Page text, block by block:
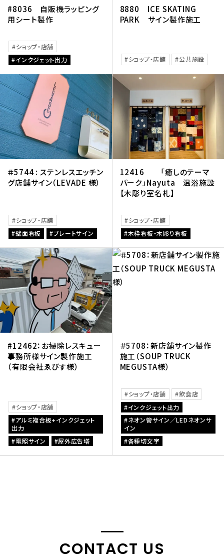
#8036 自販機ラッピング
用シート製作
ショップ・店舗
インクジェット出力
8880 ICE SKATING
PARK サイン製作施工
ショップ・店舗 公共施設
＃5744 : ステンレスエッチン
グ店舗サイン（LEVADE 様）
ショップ・店舗
壁面看板
プレートサイン
12416 「癒しのテーマ
パーク」Nayuta 温浴施設
【木彫り室名札】
ショップ・店舗
木枠看板・木彫り看板
#12462：お掃除レスキュー
事務所様サイン製作施工
（有限会社ゑびす様）
ショップ・店舗
アルミ複合板+インクジェット
出力
電照サイン
屋外広告塔
＃5708：新店舗サイン製作
施工（SOUP TRUCK
MEGUSTA様）
ショップ・店舗
飲食店
インクジェット出力
ネオン管サイン／LEDネオンサ
イン
各種切文字
CONTACT US